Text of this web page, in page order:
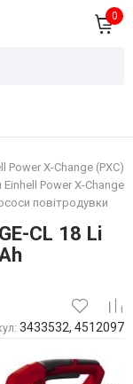
0
Power X-Change (PXC)
Power X-Change
повітродувки
CL 18 Li
3433532, 4512097